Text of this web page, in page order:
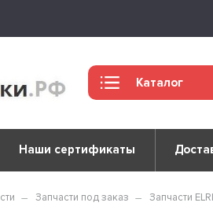
Каталог
Наши сертификаты
Запчасти под заказ Запчасти